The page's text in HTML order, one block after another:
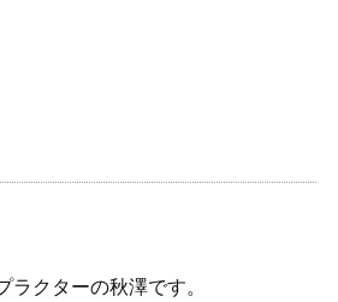
クターの秋澤です。